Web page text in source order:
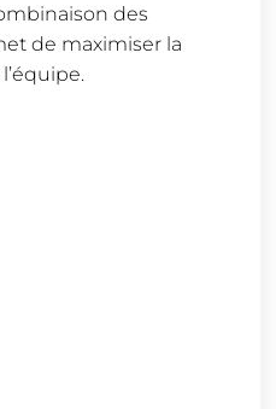
des
de maximiser la